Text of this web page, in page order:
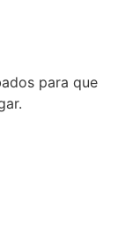
para que